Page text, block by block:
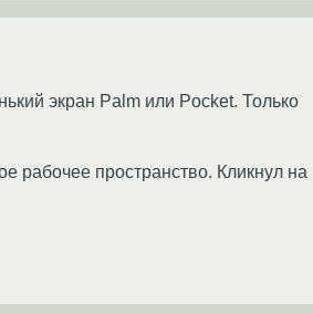
экран Palm или Pocket. Только
рабочее пространство. Кликнул на